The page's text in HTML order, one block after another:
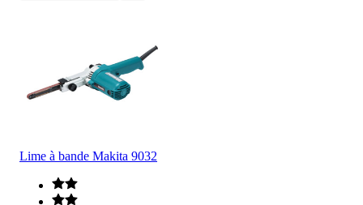
Lime à bande Makita 9032